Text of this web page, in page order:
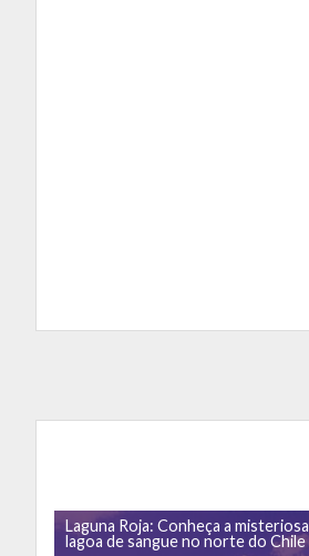
Laguna Roja: Conheça a misteriosa
lagoa de sangue no norte do Chile